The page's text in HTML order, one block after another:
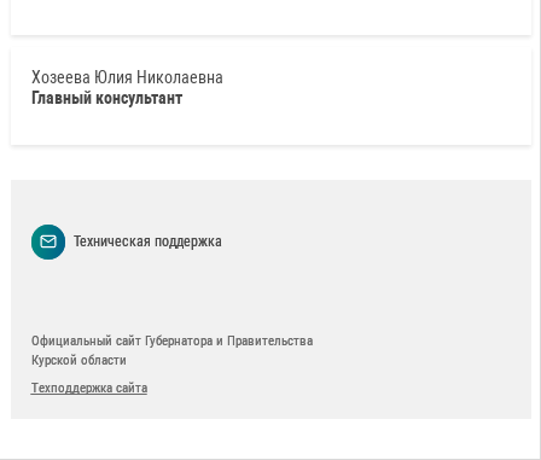
Хозеева Юлия Николаевна
Главный консультант
Техническая поддержка
Официальный сайт Губернатора и Правительства
Курской области
Техподдержка сайта